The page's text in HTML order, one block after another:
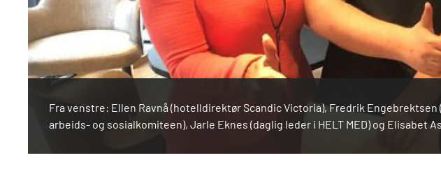
Fra venstre: Ellen Ravnå (hotelldirektør Scandic Victoria), Fredrik
arbeids- og sosialkomiteen), Jarle Eknes (daglig leder i HELT MED) og Elisabet